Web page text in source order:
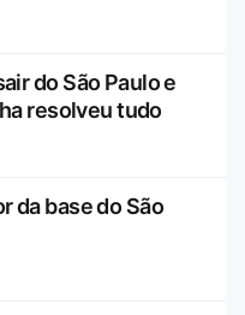
do São Paulo e
resolveu tudo
da base do São